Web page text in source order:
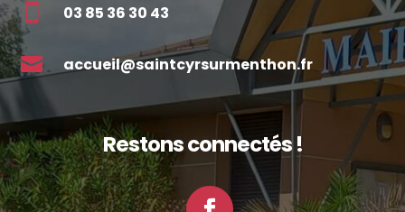
 03 85 36 30 43
 accueil@saintcyrsurmenthon.fr
Restons connectés !